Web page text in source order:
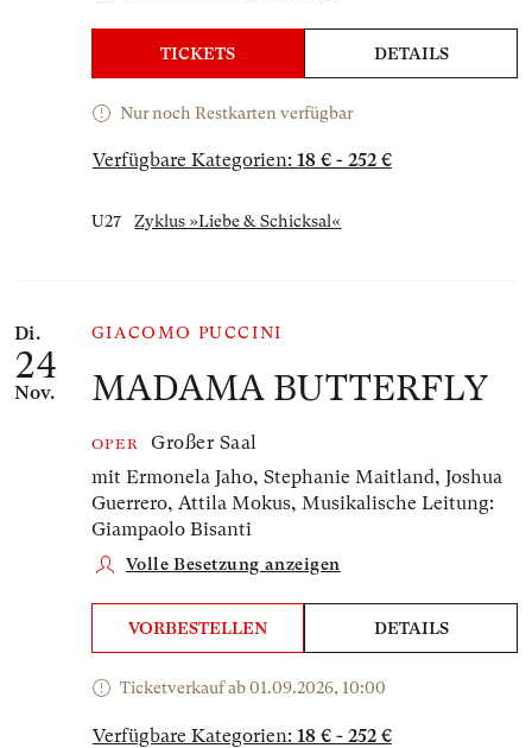
TICKETS DETAILS
Nur noch Restkarten verfügbar
Verfügbare Kategorien: 18 € - 252 €
U27 Zyklus »Liebe & Schicksal«
Di.
24
Nov.
GIACOMO PUCCINI
MADAMA BUTTERFLY
OPER
Großer Saal
mit Ermonela Jaho, Stephanie Maitland, Joshua
Guerrero, Attila Mokus, Musikalische Leitung:
Giampaolo Bisanti
Volle Besetzung anzeigen
VORBESTELLEN DETAILS
Ticketverkauf ab 01.09.2026, 10:00
Verfügbare Kategorien: 18 € - 252 €